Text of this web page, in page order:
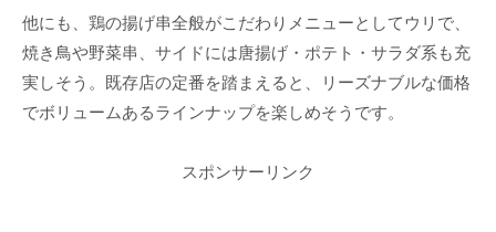
他にも、鶏の揚げ串全般がこだわりメニューとしてウリで、
焼き鳥や野菜串、サイドには唐揚げ・ポテト・サラダ系も充
実しそう。既存店の定番を踏まえると、リーズナブルな価格
でボリュームあるラインナップを楽しめそうです。
スポンサーリンク